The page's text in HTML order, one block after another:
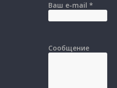
Ваш e-mail *
Сообщение